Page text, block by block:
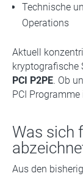
Technische
Operations
Aktuell
kryptografische
PCI P2PE. Ob
PCI
Was sich
Aus den